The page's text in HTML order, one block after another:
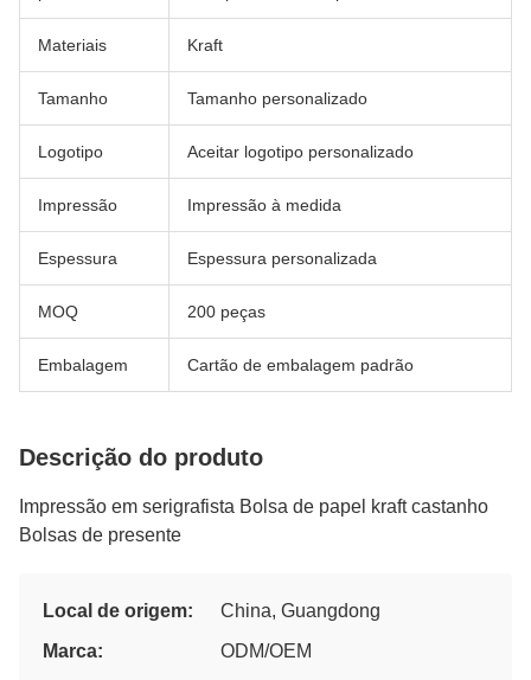
Materiais Kraft
Tamanho Tamanho personalizado
Logotipo Aceitar logotipo personalizado
Impressão Impressão à medida
Espessura Espessura personalizada
MOQ 200 peças
Embalagem Cartão de embalagem padrão
Descrição do produto
Impressão em serigrafista Bolsa de papel kraft castanho
Bolsas de presente
Local de origem:
China, Guangdong
Marca:
ODM/OEM